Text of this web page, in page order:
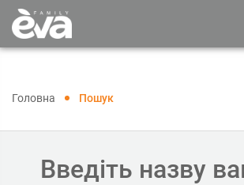
Головна Пошук
Введіть назву